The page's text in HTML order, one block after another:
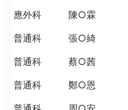
e
應外科
陳○霖
普通科
張○綺
普通科
蔡○茜
普通科
鄭○恩